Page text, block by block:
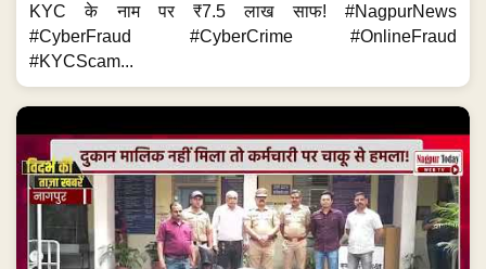
KYC के नाम पर ₹7.5 लाख साफ! #NagpurNews
#CyberFraud #CyberCrime #OnlineFraud
#KYCScam...